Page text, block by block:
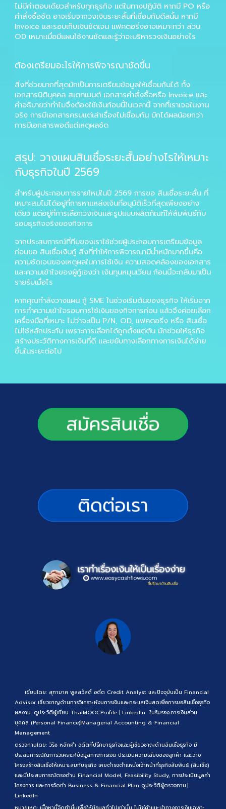
ไม่มีคำตอบเดียวสำหรับทุกธุรกิจ แต่ในทางปฏิบัติ หากมี PO หรือ
คำสั่งซื้อชัด อาจเริ่มจากวงเงินระยะสั้นที่เชื่อมกับดีลนั้น หากมี
Invoice และรอบเก็บเงินชัดเจน แฟคตอริ่งอาจเหมาะกว่า ส่วน
OD เหมาะเมื่อมีแผนใช้งานชัดและรู้ว่าจะบริหารวงเงินอย่างไร
ต้องเตรียมอะไรให้การพิจารณาชัดขึ้น
สิ่งที่ช่วยมากที่สุดมักเป็นการเตรียมข้อมูลให้เชื่อมกันได้ ทั้ง
เอกสารนิติบุคคล สเตทเมนต์ เอกสารคำสั่งซื้อหรือ Invoice และ
คำอธิบายว่าทำไมจึงต้องใช้เงินก้อนนี้ในเวลานี้ จากที่เราเจอในงาน
จริง การมีเอกสารครบแต่เล่าเรื่องไม่เชื่อมกัน มักได้ผลน้อยกว่า
การมีเอกสารพอดีแต่เหตุผลชัด
สรุป: วางแผนสินเชื่อระยะสั้นอย่างไรให้เหมาะ
กับธุรกิจในปี 2569
สำหรับผู้ประกอบการรายใหม่ในปี 2569 การขอ สินเชื่อระยะสั้น ที่
เหมาะสมไม่ได้อยู่ที่การหาแหล่งเงินที่อนุมัติเร็วที่สุดเพียงอย่าง
เดียว แต่อยู่ที่การเลือกวงเงินและรูปแบบผลิตภัณฑ์ให้สัมพันธ์กับ
รอบธุรกิจจริงของกิจการ
จากประสบการณ์ที่ทีมของเราใช้ช่วยผู้ประกอบการเตรียมข้อมูล
ก่อนขอ สินเชื่อเงินกู้ สิ่งที่ทำให้การพิจารณามีน้ำหนักมากขึ้นคือ
ความชัดเจนของเหตุผลในการใช้เงิน ความสอดคล้องของเอกสาร
และความเข้าใจของผู้กู้เองว่า เงินทุนหมุนเวียน ก้อนนี้จะกลับมาเป็น
รายรับเมื่อไร
หากคุณกำลังวางแผนกู้ SME ในช่วงเริ่มต้นของธุรกิจ ให้เริ่มจาก
การทำความเข้าใจรอบการใช้เงินของกิจการก่อน แล้วจึงค่อยเลือก
เครื่องมือที่เหมาะ ไม่ว่าจะเป็น P/N, OD, แฟคตอริ่ง หรือ สินเชื่อ
ไม่ใช้หลักประกัน เพราะการเลือกได้ถูกตั้งแต่ต้น มักช่วยให้ธุรกิจ
สร้างประวัติทางการเงินที่ดี และขยับทางเลือกทางการเงินได้ง่าย
ขึ้นในระยะต่อไป
เขียนโดย: สุฑามาศ พูลสวัสดิ์ อดีต Credit Analyst และปัจจุบันเป็น Financial
Advisor เชี่ยวชาญด้านการวิเคราะห์งบการเงินและกระแสเงินสดเพื่อการขอสินเชื่อธุรกิจ
ผลงาน: ดูประวัติผู้เขียน ThaiMOOCProfile |LinkedIn ใบรับรอง:การเงินส่วน
บุคคล (Personal Finance)|Managerial Accounting & Financial
Management
ตรวจทานโดย: วิรัช หลักคำ อดีตที่ปรึกษาธุรกิจและผู้เชี่ยวชาญด้านสินเชื่อธุรกิจ มี
ประสบการณ์ในการวิเคราะห์ข้อมูลทางการเงิน ประเมินความเสี่ยงของลูกค้า และวาง
โครงสร้างสินเชื่อให้เหมาะสมกับธุรกิจ เคยดำรงตำแหน่งเจ้าหน้าที่ธุรกิจสัมพันธ์ (สินเชื่อ)
และมีประสบการณ์ตรงด้าน Financial Model, Feasibility Study, การประเมินมูลค่า
โครงการ และการจัดทำ Business & Financial Plan ดูประวัติผู้ตรวจทาน |
LinkedIn
หมายเหตุ: เนื้อหานี้จัดทำขึ้นเพื่อให้ข้อมูลทั่วไปเท่านั้น ไม่ใช่คำแนะนำทางการเงินเฉพาะ